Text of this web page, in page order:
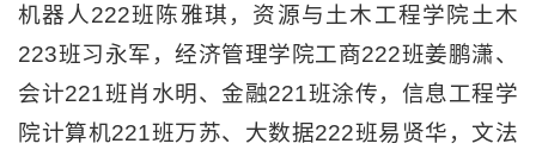
机器人222班陈雅琪，资源与土木工程学院土木
223班习永军，经济管理学院工商222班姜鹏潇、
会计221班肖水明、金融221班涂传，信息工程学
院计算机221班万苏、大数据222班易贤华，文法